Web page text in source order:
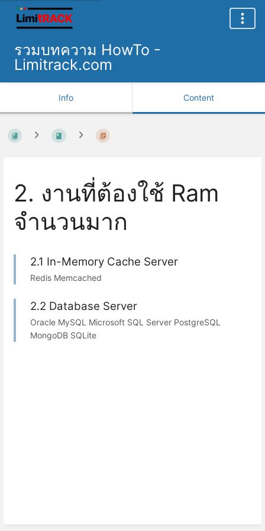
รวมบทความ HowTo -
Limitrack.com
Info Content
2. งานที่ต้องใช้ Ram
จำนวนมาก
2.1 In-Memory Cache Server
Redis Memcached
2.2 Database Server
Oracle MySQL Microsoft SQL Server PostgreSQL
MongoDB SQLite